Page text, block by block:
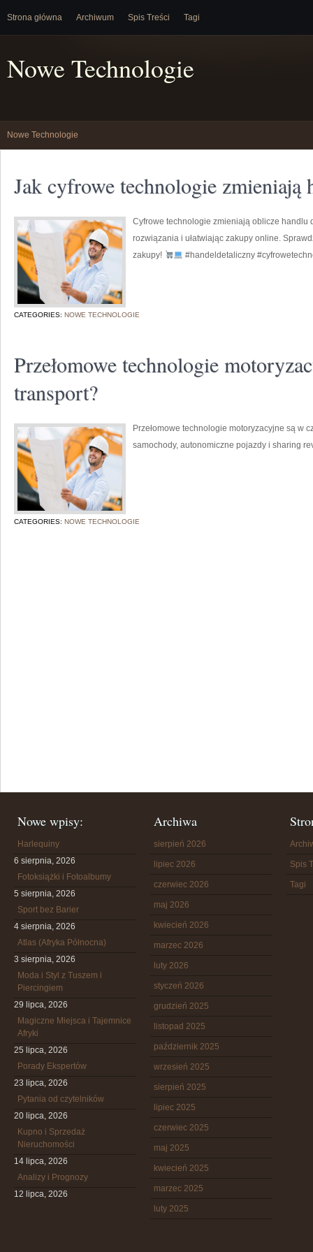
Strona główna Archiwum Spis Treści Tagi
Nowe Technologie
Nowe Technologie
Jak cyfrowe technologie zmieniają
Cyfrowe technologie zmieniają oblicze
rozwiązania i ułatwiając zakupy online.
zakupy!
#handeldetaliczny
CATEGORIES: NOWE TECHNOLOGIE
Przełomowe technologie
transport?
Przełomowe technologie motoryzacyjne są w
samochody, autonomiczne pojazdy i sharing
CATEGORIES: NOWE TECHNOLOGIE
Nowe wpisy:
Harlequiny
6 sierpnia, 2026
Fotoksiążki i Fotoalbumy
5 sierpnia, 2026
Sport bez Barier
4 sierpnia, 2026
Atlas (Afryka Północna)
3 sierpnia, 2026
Moda i Styl z Tuszem i
Piercingiem
29 lipca, 2026
Magiczne Miejsca i Tajemnice
Afryki
25 lipca, 2026
Porady Ekspertów
23 lipca, 2026
Pytania od czytelników
20 lipca, 2026
Kupno i Sprzedaż
Nieruchomości
14 lipca, 2026
Analizy i Prognozy
12 lipca, 2026
Archiwa
sierpień 2026
lipiec 2026
czerwiec 2026
maj 2026
kwiecień 2026
marzec 2026
luty 2026
styczeń 2026
grudzień 2025
listopad 2025
październik 2025
wrzesień 2025
sierpień 2025
lipiec 2025
czerwiec 2025
maj 2025
kwiecień 2025
marzec 2025
luty 2025
Spis
Tagi